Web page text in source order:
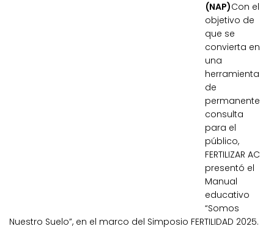
(NAP)Con el
objetivo de
que se
convierta en
una
herramienta
de
permanente
consulta
para el
público,
FERTILIZAR AC
presentó el
Manual
educativo
“Somos
Nuestro Suelo”, en el marco del Simposio FERTILIDAD 2025.